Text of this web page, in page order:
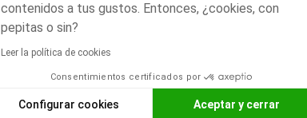
contenidos a tus gustos. Entonces, ¿cookies, con
pepitas o sin?
Leer la política de cookies
Consentimientos certificados por
Configurar cookies Aceptar y cerrar
MODOS DE
Entrega a